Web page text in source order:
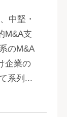
中堅・
M&A支
のM&A
企業の
系列...